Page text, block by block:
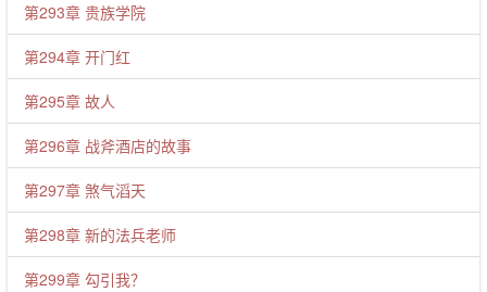
第293章 贵族学院
第294章 开门红
第295章 故人
第296章 战斧酒店的故事
第297章 煞气滔天
第298章 新的法兵老师
第299章 勾引我？